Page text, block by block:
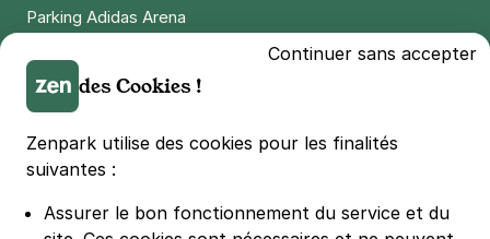
Parking Adidas Arena
Parking LDLC Arena
Parking Stade Pierre Mauroy
Parking Groupama Stadium
Parking Vélodrome
Parking Bercy
Continuer sans accepter
des Cookies !
Zenpark utilise des cookies pour les finalités
suivantes :
Assurer le bon fonctionnement du service et du